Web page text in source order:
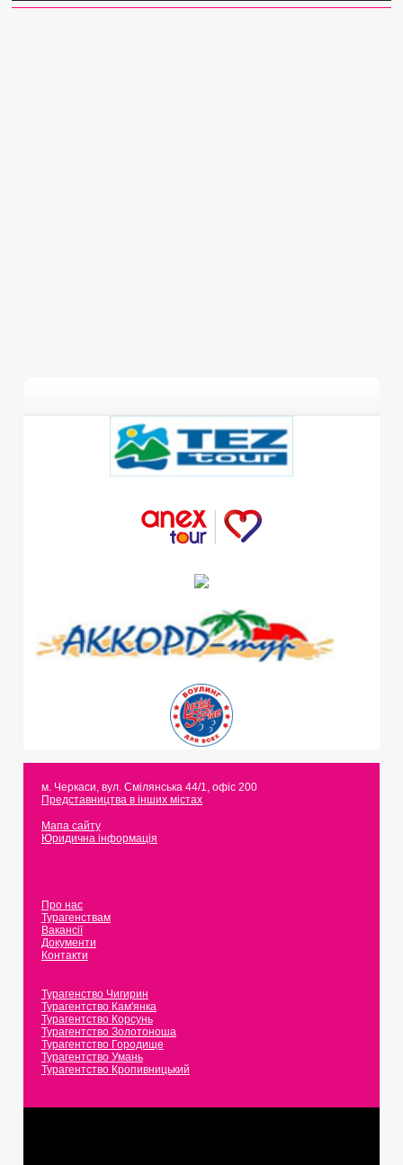
м. Черкаси вул. Смілянська 44/1, офіс 200
Представництва в інших містах
Мапа сайту
Юридична інформація
Про нас
Турагенствам
Вакансії
Документи
Контакти
Турагенство Чигирин
Турагентство Кам'янка
Турагентство Корсунь
Турагентство Золотоноша
Турагентство Городище
Турагентство Умань
Турагентство Кропивницький